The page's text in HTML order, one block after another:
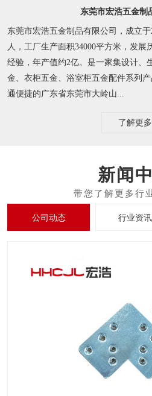
东莞市宏浩五金制
东莞市宏浩五金制品有限公司，成立
人，工厂生产面积34000平方米，发展
经验，年产值约2亿。是一家集设计、
金、衣柜五金、浴室柜五金配件系列
通便捷的广东省东莞市大岭山...
了解更多
新闻
公司动态 行业资讯